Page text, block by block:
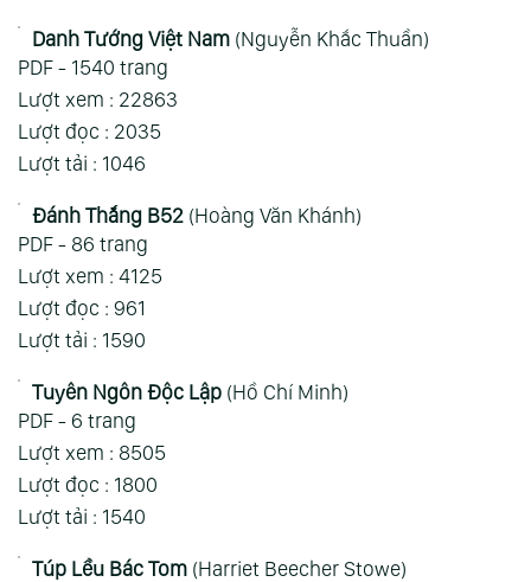
Danh Tướng Việt Nam (Nguyễn Khắc Thuần)
PDF - 1540 trang
Lượt xem : 22863
Lượt đọc : 2035
Lượt tải : 1046
Đánh Thắng B52 (Hoàng Văn Khánh)
PDF - 86 trang
Lượt xem : 4125
Lượt đọc : 961
Lượt tải : 1590
Tuyên Ngôn Độc Lập (Hồ Chí Minh)
PDF - 6 trang
Lượt xem : 8505
Lượt đọc : 1800
Lượt tải : 1540
Túp Lều Bác Tom (Harriet Beecher Stowe)